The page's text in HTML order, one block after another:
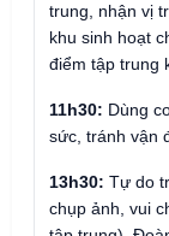
trung, nhận vị
khu sinh hoạt
điểm tập trung
11h30: Dùng
sức, tránh vận
13h30: Tự do
chụp ảnh, vui